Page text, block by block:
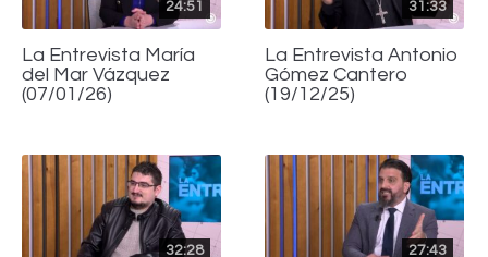
24:51
La Entrevista María
del Mar Vázquez
(07/01/26)
31:33
La Entrevista Antonio
Gómez Cantero
(19/12/25)
32:28 27:43